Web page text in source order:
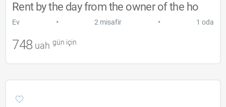
Rent by the day from the owner of the ho
Ev • 2 misafir • 1 oda
748 uah gün için